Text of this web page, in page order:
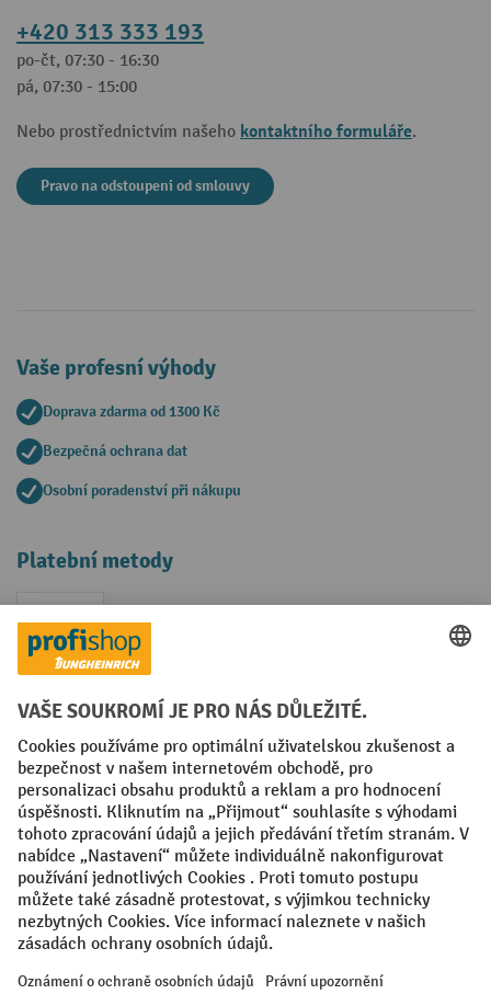
+420 313 333 193
po-čt, 07:30 - 16:30
pá, 07:30 - 15:00
Nebo prostřednictvím našeho kontaktního formuláře.
Pravo na odstoupeni od smlouvy
Vaše profesní výhody
Doprava zdarma od 1300 Kč
Bezpečná ochrana dat
Osobní poradenství při nákupu
Platební metody
Faktura
Sociální sítě
Facebook
YouTubeLinkedIn
VODP Otisk
Prohlášení o ochraně osobních údajů
Nastavení ochrany osobních údajů
All prices excl. VAT plusshipping costsand possible delivery charges,